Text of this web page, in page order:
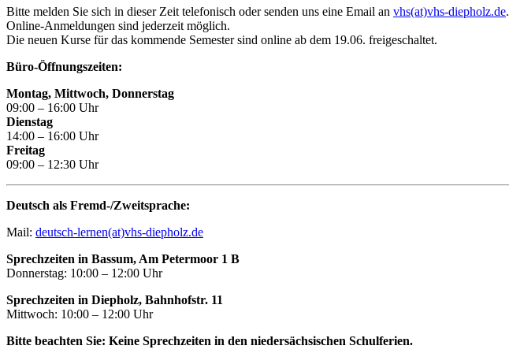
Bitte melden Sie sich in dieser Zeit telefonisch oder senden uns eine Email an vhs(at)vhs-diepholz.de.
Online-Anmeldungen sind jederzeit möglich.
Die neuen Kurse für das kommende Semester sind online ab dem 19.06. freigeschaltet.
Büro-Öffnungszeiten:
Montag, Mittwoch, Donnerstag
09:00 – 16:00 Uhr
Dienstag
14:00 – 16:00 Uhr
Freitag
09:00 – 12:30 Uhr
Deutsch als Fremd-/Zweitsprache:
Mail: deutsch-lernen(at)vhs-diepholz.de
Sprechzeiten in Bassum, Am Petermoor 1 B
Donnerstag: 10:00 – 12:00 Uhr
Sprechzeiten in Diepholz, Bahnhofstr. 11
Mittwoch: 10:00 – 12:00 Uhr
Bitte beachten Sie: Keine Sprechzeiten in den niedersächsischen Schulferien.